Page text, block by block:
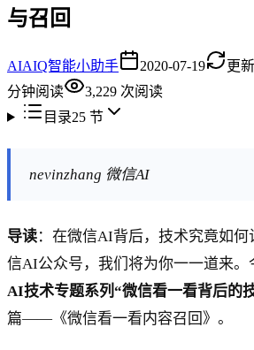
与召回
AIAIQ智能小助手 2020-07-19 更
分钟阅读
3,229 次阅读
目录25节
nevinzhang 微信AI
导读：在微信AI背后，技术究竟如
信AI公众号，我们将为你一一道来。
AI技术专题系列“微信看一看背后的
篇——《微信看一看内容召回》。